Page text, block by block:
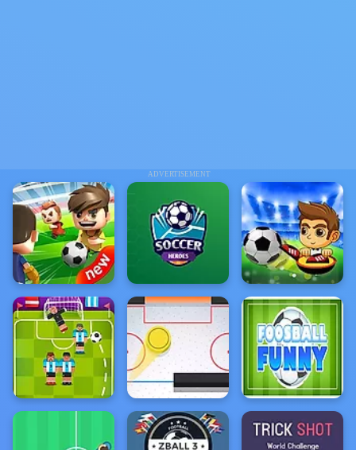
ADVERTISEMENT